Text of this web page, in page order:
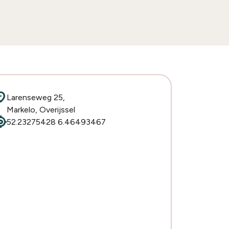
Larenseweg 25,
Markelo, Overijssel
52.23275428 6.46493467